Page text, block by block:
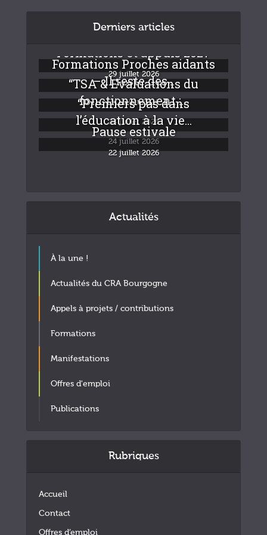
Derniers articles
Formations et appuis 2027
29 juillet 2026
Formations Proches aidants
– Il reste des...
24 juillet 2026
“TSA & Evaluations du
fonctionnement :...
24 juillet 2026
“Premiers pas dans
l’éducation à la vie...
24 juillet 2026
Pause estivale
22 juillet 2026
Actualités
À la une !
Actualités du CRA Bourgogne
Appels à projets / contributions
Formations
Manifestations
Offres d'emploi
Publications
Rubriques
Accueil
Contact
Offres d’emploi